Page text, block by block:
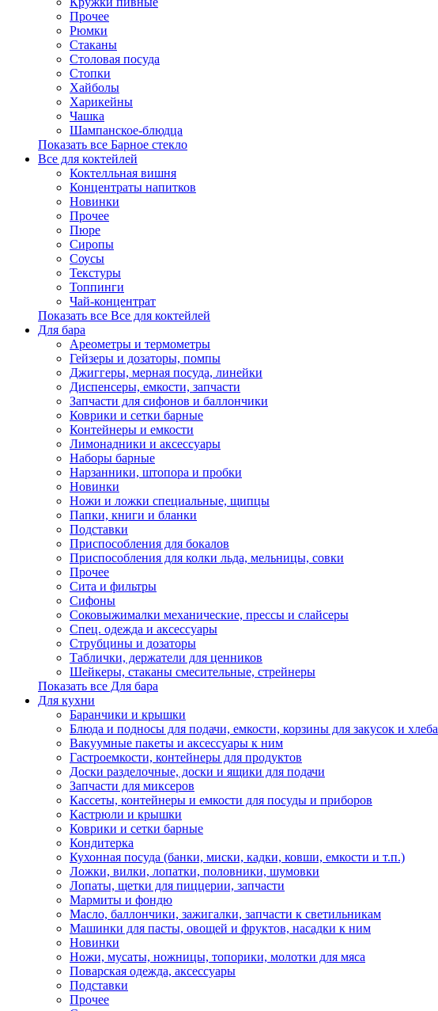
Прочее
Рюмки
Стаканы
Столовая посуда
Стопки
Хайболы
Харикейны
Чашка
Шампанское-блюдца
Показать все Барное стекло
Все для коктейлей
Коктелльная вишня
Концентраты напитков
Новинки
Прочее
Пюре
Сиропы
Соусы
Текстуры
Топпинги
Чай-концентрат
Показать все Все для коктейлей
Для бара
Ареометры и термометры
Гейзеры и дозаторы, помпы
Джиггеры, мерная посуда, линейки
Диспенсеры, емкости, запчасти
Запчасти для сифонов и баллончики
Коврики и сетки барные
Контейнеры и емкости
Лимонадники и аксессуары
Наборы барные
Нарзанники, штопора и пробки
Новинки
Ножи и ложки специальные, щипцы
Папки, книги и бланки
Подставки
Приспособления для бокалов
Приспособления для колки льда, мельницы, совки
Прочее
Сита и фильтры
Сифоны
Соковыжималки механические, прессы и слайсеры
Спец. одежда и аксессуары
Струбцины и дозаторы
Таблички, держатели для ценников
Шейкеры, стаканы смесительные, стрейнеры
Показать все Для бара
Для кухни
Баранчики и крышки
Блюда и подносы для подачи, емкости, корзины для закусок и хлеба
Вакуумные пакеты и аксессуары к ним
Гастроемкости, контейнеры для продуктов
Доски разделочные, доски и ящики для подачи
Запчасти для миксеров
Кассеты, контейнеры и емкости для посуды и приборов
Кастрюли и крышки
Коврики и сетки барные
Кондитерка
Кухонная посуда (банки, миски, кадки, ковши, емкости и т.п.)
Ложки, вилки, лопатки, половники, шумовки
Лопаты, щетки для пиццерии, запчасти
Мармиты и фондю
Масло, баллончики, зажигалки, запчасти к светильникам
Машинки для пасты, овощей и фруктов, насадки к ним
Новинки
Ножи, мусаты, ножницы, топорики, молотки для мяса
Поварская одежда, аксессуары
Подставки
Прочее